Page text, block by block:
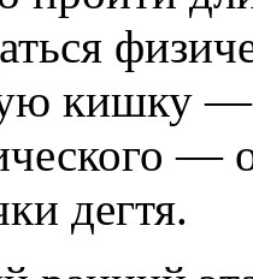
кишку —
—
дегтя.